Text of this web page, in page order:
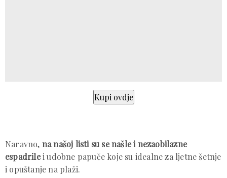
Naravno, na našoj listi su se našle i nezaobilazne
espadrilei udobne papuče koje su idealne za ljetne šetnje
i opuštanje na plaži.